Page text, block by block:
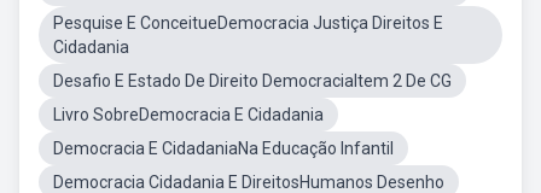
Pesquise E ConceitueDemocracia Justiça Direitos E
Cidadania
Desafio E Estado De Direito DemocraciaItem 2 De CG
Livro SobreDemocracia E Cidadania
Democracia E CidadaniaNa Educação Infantil
Democracia Cidadania E DireitosHumanos Desenho